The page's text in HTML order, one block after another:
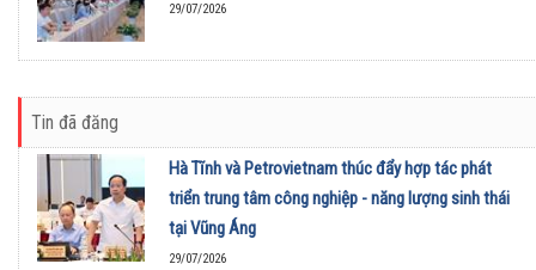
29/07/2026
Tin đã đăng
Hà Tĩnh và Petrovietnam thúc đẩy hợp tác phát
triển trung tâm công nghiệp - năng lượng sinh thái
tại Vũng Áng
29/07/2026